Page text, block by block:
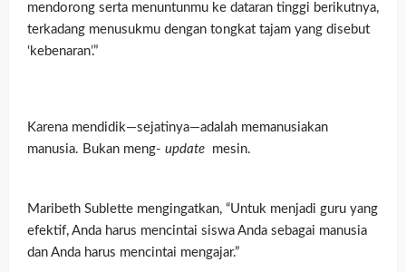
mendorong serta menuntunmu ke dataran tinggi berikutnya,
terkadang menusukmu dengan tongkat tajam yang disebut
‘kebenaran’.”
Karena mendidik—sejatinya—adalah memanusiakan
manusia. Bukan meng- update mesin.
Maribeth Sublette mengingatkan, “Untuk menjadi guru yang
efektif, Anda harus mencintai siswa Anda sebagai manusia
dan Anda harus mencintai mengajar.”